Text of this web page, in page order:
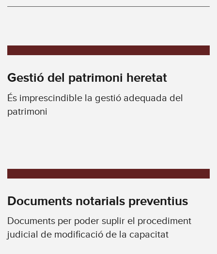
Gestió del patrimoni heretat
És imprescindible la gestió adequada del
patrimoni
Documents notarials preventius
Documents per poder suplir el procediment
judicial de modificació de la capacitat